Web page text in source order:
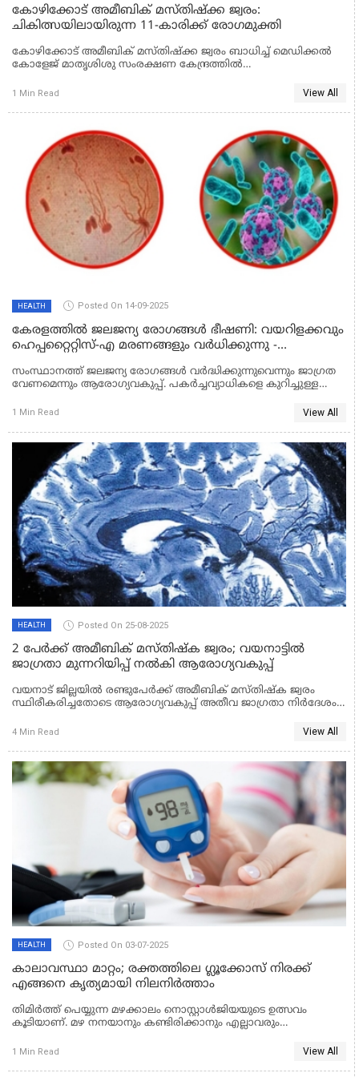
കോഴിക്കോട് അമീബിക് മസ്തിഷ്‌ക്ക ജ്വരം:
ചികിത്സയിലായിരുന്ന 11-കാരിക്ക് രോഗമുക്തി
കോഴിക്കോട് അമീബിക് മസ്തിഷ്‌ക്ക ജ്വരം ബാധിച്ച് മെഡിക്കല്‍
കോളേജ് മാതൃശിശു സംരക്ഷണ കേന്ദ്രത്തില്‍
രോഗമുക്തി നേടി ആശുപത്രി വിട്ടു. രണ്ടാഴ്ചത്തെ
ആരോഗ്യം വീണ്ടെടുത്തതായി അധികൃതര്‍ വ്യക്തമാക്കി. ഇതോടെ
അമീബിക് മസ്തിഷ്‌ക ജ്വരം ബാധിച്ചു മൂന്നു കുട്ടികള്‍ മാതൃശിശു
സംരക്ഷണ കേന്ദ്രത്തിലും ആറു പേര്‍ മെഡിക്കല്‍ കോളേജ്
ആശുപത്രിയിലും ചികിത്സയില്‍ തുടരുകയാണ്. സ്വകാര്യ
ആശുപത്രിയില്‍ മറ്റൊരാളും ചികിത്സയിലുണ്ട്. ഇതോടെ
ചികിത്സയില്‍ കഴിയുന്നവരുടെഎണ്ണം10ആയി.
1 Min Read View All
HEALTH Posted On 14-09-2025
കേരളത്തിൽ ജലജന്യ രോഗങ്ങൾ ഭീഷണി: വയറിളക്കവും
ഹെപ്പറ്റൈറ്റിസ്-എ മരണങ്ങളും വർധിക്കുന്നു -
സംസ്ഥാനത്ത് ജലജന്യ രോഗങ്ങൾ വർദ്ധിക്കുന്നുവെന്നും ജാഗ്രത
വേണമെന്നും ആരോഗ്യവകുപ്പ്. പകർച്ചവ്യാധികളെ കുറിച്ചുള്ള
വർദ്ധിക്കുന്നുവെന്ന് കണ്ടെത്തിയത്. ഹെപ്പറ്റൈറ്റിസ് - എ ബാധിച്ച്
1 Min Read View All
HEALTH Posted On 25-08-2025
2 പേർക്ക് അമീബിക് മസ്തിഷ്ക ജ്വരം; വയനാട്ടിൽ
ജാഗ്രതാ മുന്നറിയിപ്പ് നൽകി ആരോഗ്യവകുപ്പ്
വയനാട് ജില്ലയിൽ രണ്ടുപേർക്ക് അമീബിക് മസ്തിഷ്ക ജ്വരം
സ്ഥിരീകരിച്ചതോടെ ആരോഗ്യവകുപ്പ് അതീവ ജാഗ്രതാ നിർദേശം
ഒഴിവാക്കണമെന്ന് ആരോഗ്യവകുപ്പ് കർശനമായി മുന്നറിയിപ്പ്
4 Min Read View All
HEALTH Posted On 03-07-2025
കാലാവസ്ഥാ മാറ്റം; രക്തത്തിലെ ഗ്ലൂക്കോസ് നിരക്ക്
എങ്ങനെ കൃത്യമായി നിലനിര്‍ത്താം
തിമിര്‍ത്ത് പെയ്യുന്ന മഴക്കാലം നൊസ്റ്റാള്‍ജിയയുടെ ഉത്സവം
കൂടിയാണ്. മഴ നനയാനും കണ്ടിരിക്കാനും എല്ലാവരും
ശ്രദ്ധാലുക്കളാകും. കാരണം മഴക്കാലത്തുണ്ടാകുന്ന കാലാവസ്ഥാ
1 Min Read View All